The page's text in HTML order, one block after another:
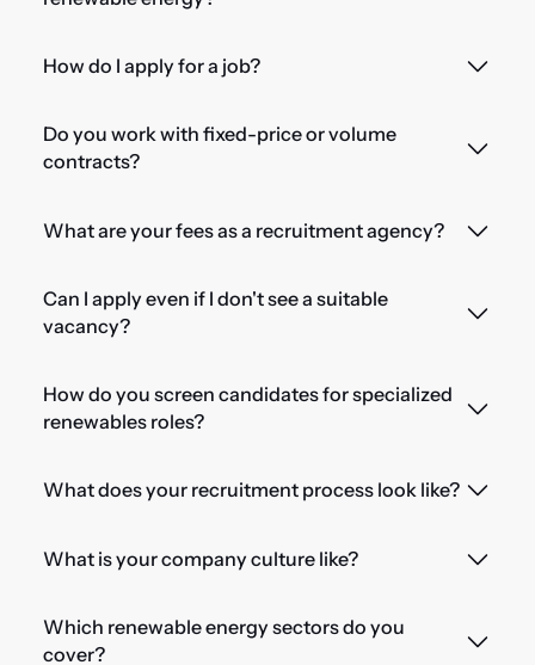
How do I apply for a job?
Do you work with fixed-price or volume
contracts?
What are your fees as a recruitment agency?
Can I apply even if I don't see a suitable
vacancy?
How do you screen candidates for specialized
renewables roles?
What does your recruitment process look like?
What is your company culture like?
Which renewable energy sectors do you
cover?